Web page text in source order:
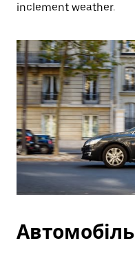
inclement weather.
Автомобіль